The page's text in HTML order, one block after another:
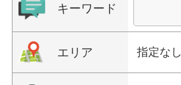
キーワード
エリア 指定なし